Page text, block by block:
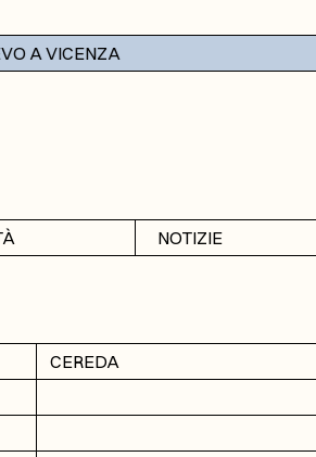
A VICENZA
NOTIZIE
CEREDA